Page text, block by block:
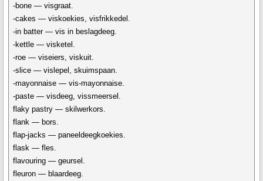
-bone — visgraat.
-cakes — viskoekies, visfrikkedel.
-in batter — vis in beslagdeeg.
-kettle — visketel.
-roe — viseiers, viskuit.
-slice — vislepel, skuimspaan.
-mayonnaise — vis-mayonnaise.
-paste — visdeeg, vissmeersel.
flaky pastry — skilwerkors.
flank — bors.
flap-jacks — paneeldeegkoekies.
flask — fles.
flavouring — geursel.
fleuron — blaardeeg.